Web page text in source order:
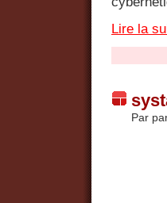
Lire la
Par